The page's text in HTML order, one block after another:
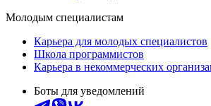
Молодым специалистам
Карьера для молодых специалистов
Школа программистов
Карьера в некоммерческих
Боты для уведомлений